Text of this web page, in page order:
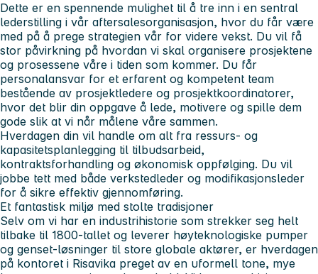
Dette er en spennende mulighet til å tre inn i en sentral
lederstilling i vår aftersalesorganisasjon, hvor du får være
med på å prege strategien vår for videre vekst. Du vil få
stor påvirkning på hvordan vi skal organisere prosjektene
og prosessene våre i tiden som kommer. Du får
personalansvar for et erfarent og kompetent team
bestående av prosjektledere og prosjektkoordinatorer,
hvor det blir din oppgave å lede, motivere og spille dem
gode slik at vi når målene våre sammen.
Hverdagen din vil handle om alt fra ressurs- og
kapasitetsplanlegging til tilbudsarbeid,
kontraktsforhandling og økonomisk oppfølging. Du vil
jobbe tett med både verkstedleder og modifikasjonsleder
for å sikre effektiv gjennomføring.
Et fantastisk miljø med stolte tradisjoner
Selv om vi har en industrihistorie som strekker seg helt
tilbake til 1800-tallet og leverer høyteknologiske pumper
og genset-løsninger til store globale aktører, er hverdagen
på kontoret i Risavika preget av en uformell tone, mye